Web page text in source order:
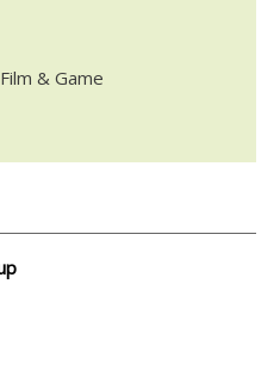
Systematik
diesem Interessenskreis
Film & Game
Person